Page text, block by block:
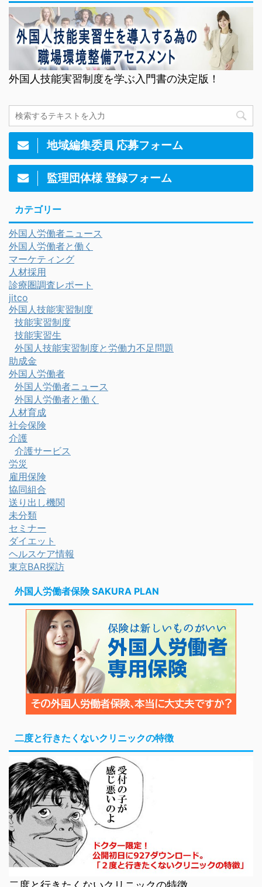
外国人技能実習制度を学ぶ入門書の決定版！
地域編集委員 応募フォーム
監理団体様 登録フォーム
カテゴリー
外国人労働者ニュース
外国人労働者と働く
マーケティング
人材採用
診療圏調査レポート
jitco
外国人技能実習制度
技能実習制度
技能実習生
外国人技能実習制度と労働力不足問題
助成金
外国人労働者
外国人労働者ニュース
外国人労働者と働く
人材育成
社会保険
介護
介護サービス
労災
雇用保険
協同組合
送り出し機関
未分類
セミナー
ダイエット
ヘルスケア情報
東京BAR探訪
外国人労働者保険 SAKURA PLAN
二度と行きたくないクリニックの特徴